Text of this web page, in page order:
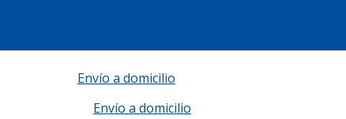
Envío a domicilio
Envío a domicilio